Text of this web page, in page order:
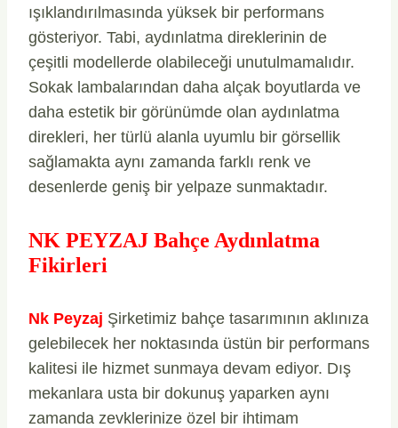
ışıklandırılmasında yüksek bir performans
gösteriyor. Tabi, aydınlatma direklerinin de
çeşitli modellerde olabileceği unutulmamalıdır.
Sokak lambalarından daha alçak boyutlarda ve
daha estetik bir görünümde olan aydınlatma
direkleri, her türlü alanla uyumlu bir görsellik
sağlamakta aynı zamanda farklı renk ve
desenlerde geniş bir yelpaze sunmaktadır.
NK PEYZAJ Bahçe Aydınlatma
Fikirleri
Nk Peyzaj Şirketimiz bahçe tasarımının aklınıza
gelebilecek her noktasında üstün bir performans
kalitesi ile hizmet sunmaya devam ediyor. Dış
mekanlara usta bir dokunuş yaparken aynı
zamanda zevklerinize özel bir ihtimam